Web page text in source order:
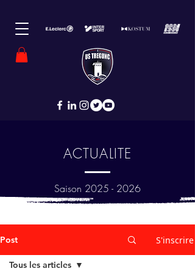
ACTUALITE
Saison 2025 - 2026
Post S'inscrire
Tous les articles